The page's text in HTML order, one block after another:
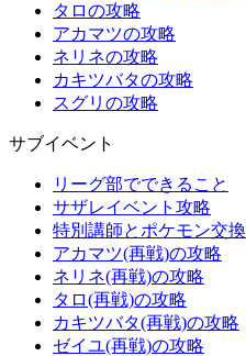
タロの攻略
アカマツの攻略
ネリネの攻略
カキツバタの攻略
スグリの攻略
サブイベント
リーグ部でできること
サザレイベント攻略
特別講師とポケモン交換
アカマツ(再戦)の攻略
ネリネ(再戦)の攻略
タロ(再戦)の攻略
カキツバタ(再戦)の攻略
ゼイユ(再戦)の攻略